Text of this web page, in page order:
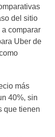
del sitio
comparar
Uber de
más
40%, sin
que tienen